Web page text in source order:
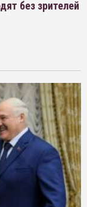
без зрителей